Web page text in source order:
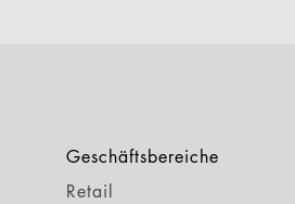
Geschäftsbereiche
Retail